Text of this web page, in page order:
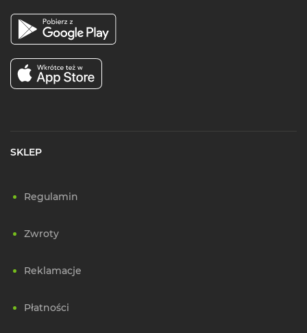
SKLEP
Regulamin
Zwroty
Reklamacje
Płatności